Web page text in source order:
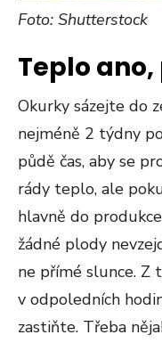
Foto: Shutterstock
Teplo
Okurky sázejte do
nejméně 2 týdny
půdě čas, aby se
rády teplo, ale
hlavně do
žádné plody
ne přímé slunce. Z
v odpoledních
zastiňte. Třeba